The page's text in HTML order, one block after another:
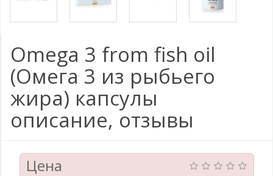
Omega 3 from fish oil
(Омега 3 из рыбьего
жира) капсулы
описание, отзывы
Цена